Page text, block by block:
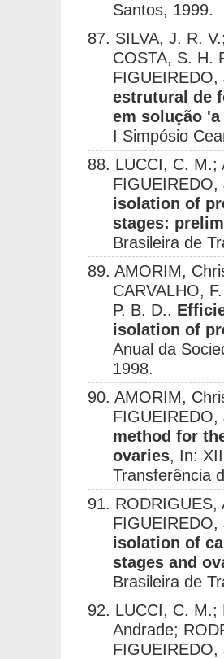
Santos, 1999.
87. SILVA, J. R.
COSTA, S. H.
estrutural de
em solução
I Simpósio
88. LUCCI, C. M.;
isolation of
stages:
Brasileira de
89. AMORIM,
CARVALHO,
P. B. D..
isolation of
Anual da
1998.
90. AMORIM,
method for
ovaries, In:
Transferência
91. RODRIGUES,
isolation of
stages and
Brasileira de
92. LUCCI, C. M.;
Andrade;